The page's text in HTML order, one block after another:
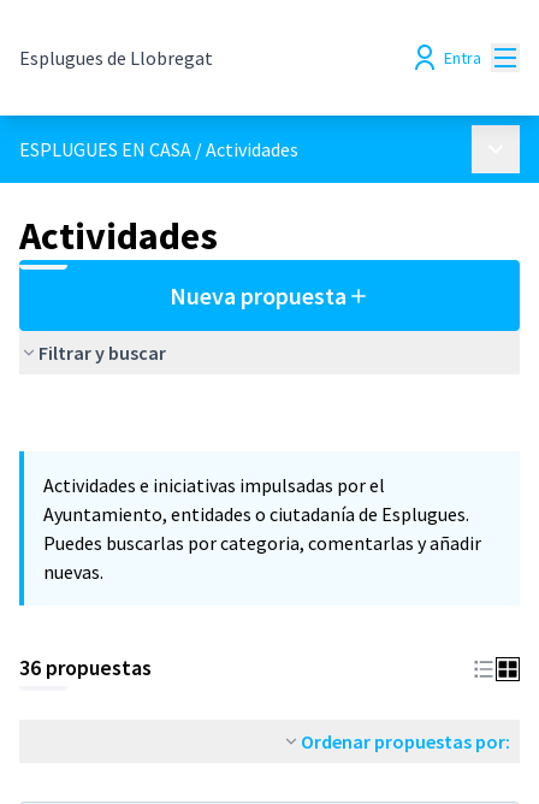
Esplugues de Llobregat Entra
ESPLUGUES EN CASA /Actividades
Actividades
Nueva propuesta
Filtrar y buscar
Actividades e iniciativas impulsadas por el
Ayuntamiento, entidades o ciutadanía de Esplugues.
Puedes buscarlas por categoria, comentarlas y añadir
nuevas.
36 propuestas
Ordenar propuestas por: